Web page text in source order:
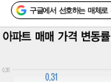
구글에서 선호하는 매체로